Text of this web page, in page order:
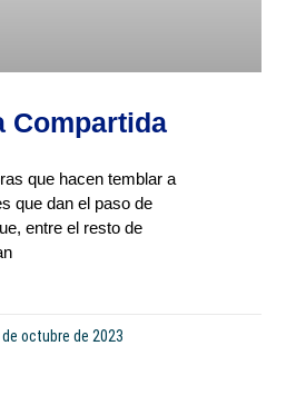
Compartida
que hacen temblar a
que dan el paso de
entre el resto de
octubre de 2023